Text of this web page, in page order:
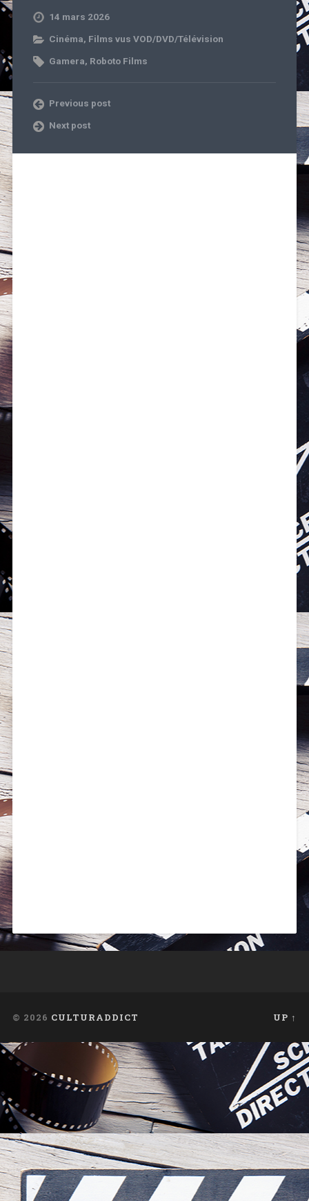
14 mars 2026
Cinéma, Films vus VOD/DVD/Télévision
Gamera, Roboto Films
Previous post
Next post
© 2026 CULTURADDICT UP ↑